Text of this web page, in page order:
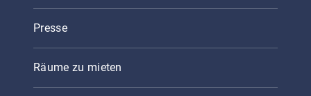
Presse
Räume zu mieten